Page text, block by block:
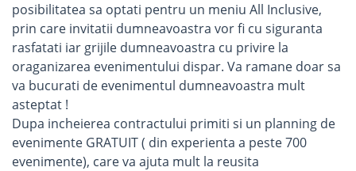
posibilitatea sa optati pentru un meniu All Inclusive,
prin care invitatii dumneavoastra vor fi cu siguranta
rasfatati iar grijile dumneavoastra cu privire la
oraganizarea evenimentului dispar. Va ramane doar sa
va bucurati de evenimentul dumneavoastra mult
asteptat !
Dupa incheierea contractului primiti si un planning de
evenimente GRATUIT ( din experienta a peste 700
evenimente), care va ajuta mult la reusita